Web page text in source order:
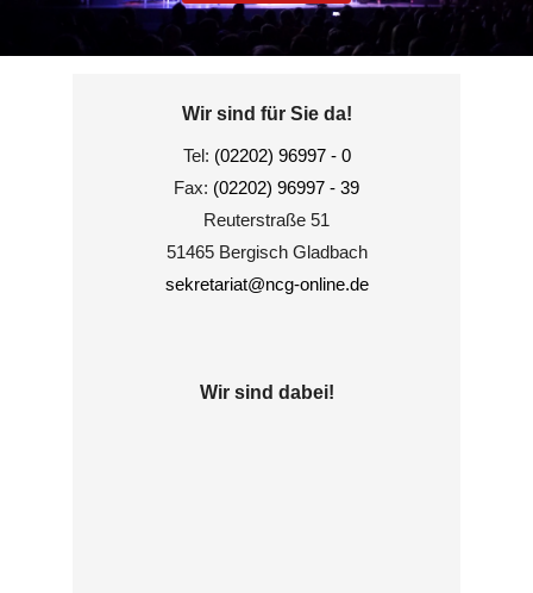
Wir sind für Sie da!
Tel: (02202) 96997 - 0
Fax: (02202) 96997 - 39
Reuterstraße 51
51465 Bergisch Gladbach
sekretariat@ncg-online.de
Wir sind dabei!